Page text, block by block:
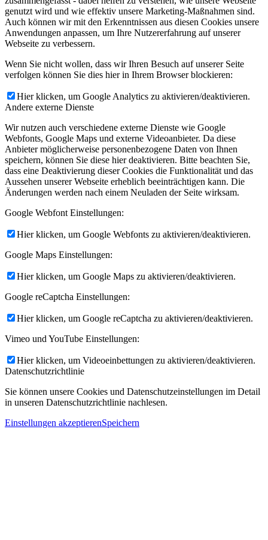
genutzt wird und wie effektiv unsere Marketing-Maßnahmen sind.
Auch können wir mit den Erkenntnissen aus diesen Cookies unsere
Anwendungen anpassen, um Ihre Nutzererfahrung auf unserer
Webseite zu verbessern.
Wenn Sie nicht wollen, dass wir Ihren Besuch auf unserer Seite
verfolgen können Sie dies hier in Ihrem Browser blockieren:
Hier klicken, um Google Analytics zu aktivieren/deaktivieren.
Andere externe Dienste
Wir nutzen auch verschiedene externe Dienste wie Google
Webfonts, Google Maps und externe Videoanbieter. Da diese
Anbieter möglicherweise personenbezogene Daten von Ihnen
speichern, können Sie diese hier deaktivieren. Bitte beachten Sie,
dass eine Deaktivierung dieser Cookies die Funktionalität und das
Aussehen unserer Webseite erheblich beeinträchtigen kann. Die
Änderungen werden nach einem Neuladen der Seite wirksam.
Google Webfont Einstellungen:
Hier klicken, um Google Webfonts zu aktivieren/deaktivieren.
Google Maps Einstellungen:
Hier klicken, um Google Maps zu aktivieren/deaktivieren.
Google reCaptcha Einstellungen:
Hier klicken, um Google reCaptcha zu aktivieren/deaktivieren.
Vimeo und YouTube Einstellungen:
Hier klicken, um Videoeinbettungen zu aktivieren/deaktivieren.
Datenschutzrichtlinie
Sie können unsere Cookies und Datenschutzeinstellungen im Detail
in unseren Datenschutzrichtlinie nachlesen.
Einstellungen akzeptierenSpeichern